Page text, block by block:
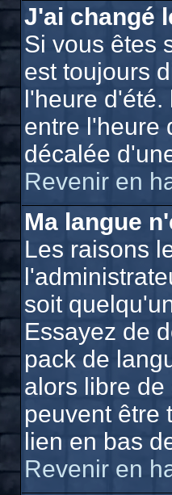
J'ai changé
Si vous êtes
est toujours
l'heure d'été.
entre l'heure
décalée
Revenir en
Ma langue
Les raisons
soit
Essayez de
pack de
alors libre
peuvent être
lien en bas
Revenir en